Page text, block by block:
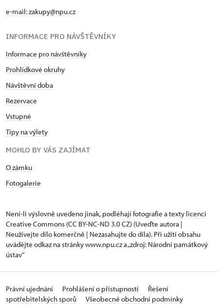
e-mail: zakupy@npu.cz
INFORMACE PRO NÁVŠTĚVNÍKY
Informace pro návštěvníky
Prohlídkové okruhy
Návštěvní doba
Rezervace
Vstupné
Tipy na výlety
MOHLO BY VÁS ZAJÍMAT
O zámku
Fotogalerie
Není-li výslovně uvedeno jinak, podléhají fotografie a texty licenci
Creative Commons (CC BY-NC-ND 3.0 CZ) (Uveďte autora |
Neužívejte dílo komerčně | Nezasahujte do díla). Při užití obsahu
uvádějte odkaz na stránky www.npu.cz a „zdroj: Národní památkový
ústav“
Právní ujednání Prohlášení o přístupnosti
Řešení
spotřebitelských sporů
Všeobecné obchodní podmínky